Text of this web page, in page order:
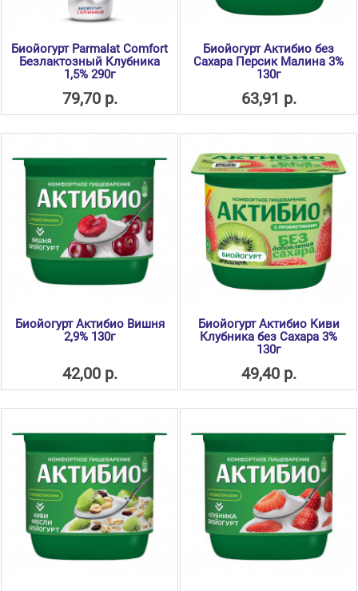
Биойогурт Parmalat Comfort
Безлактозный Клубника
1,5% 290г
79,70 р.
Биойогурт Актибио без
Сахара Персик Малина 3%
130г
63,91 р.
Биойогурт Актибио Вишня
2,9% 130г
42,00 р.
Биойогурт Актибио Киви
Клубника без Сахара 3%
130г
49,40 р.